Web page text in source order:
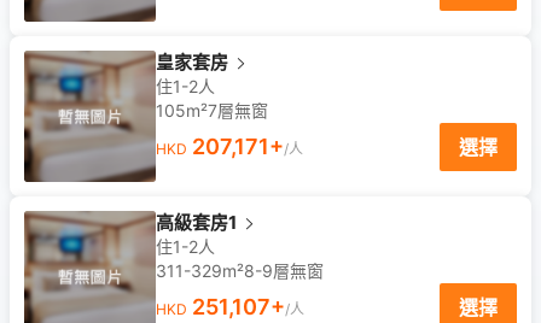
皇家套房
住1-2人
105m²7層無窗
HKD 207,171+/人 選擇
高級套房1
住1-2人
311-329m²8-9層無窗
HKD 251,107+/人 選擇